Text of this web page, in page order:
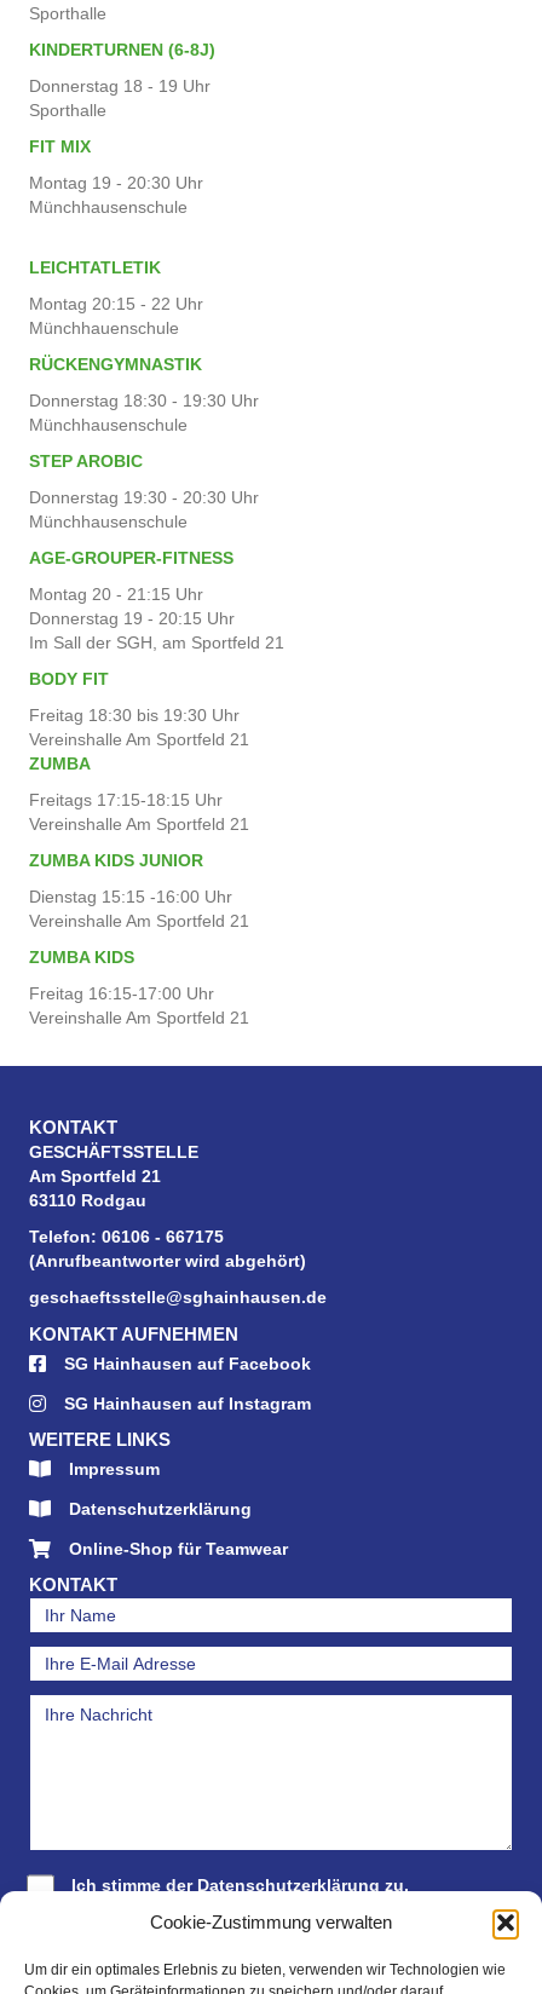
Cookie-Zustimmung verwalten
Um dir ein optimales Erlebnis zu bieten, verwenden wir Technologien wie
Sporthalle
KINDERTURNEN (6-8J)
Donnerstag 18 - 19 Uhr
Sporthalle
FIT MIX
Montag 19 - 20:30 Uhr
Münchhausenschule
LEICHTATLETIK
Montag 20:15 - 22 Uhr
Münchhauenschule
RÜCKENGYMNASTIK
Donnerstag 18:30 - 19:30 Uhr
Münchhausenschule
STEP AROBIC
Donnerstag 19:30 - 20:30 Uhr
Münchhausenschule
AGE-GROUPER-FITNESS
Montag 20 - 21:15 Uhr
Donnerstag 19 - 20:15 Uhr
Im Sall der SGH, am Sportfeld 21
BODY FIT
Freitag 18:30 bis 19:30 Uhr
Vereinshalle Am Sportfeld 21
ZUMBA
Freitags 17:15-18:15 Uhr
Vereinshalle Am Sportfeld 21
ZUMBA KIDS JUNIOR
Dienstag 15:15 -16:00 Uhr
Vereinshalle Am Sportfeld 21
ZUMBA KIDS
Freitag 16:15-17:00 Uhr
Vereinshalle Am Sportfeld 21
KONTAKT
GESCHÄFTSSTELLE
Am Sportfeld 21
63110 Rodgau
Telefon: 06106 - 667175
(Anrufbeantworter wird abgehört)
geschaeftsstelle@sghainhausen.de
KONTAKT AUFNEHMEN
SG Hainhausen auf Facebook
SG Hainhausen auf Instagram
WEITERE LINKS
Impressum
Datenschutzerklärung
Online-Shop für Teamwear
KONTAKT
Ich stimme der Datenschutzerklärung zu.